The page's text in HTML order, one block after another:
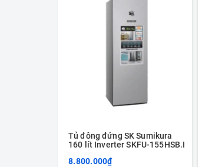
Tủ đông đứng SK Sumikura
160 lít Inverter SKFU-155HSB.I
8.800.000₫